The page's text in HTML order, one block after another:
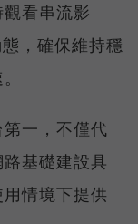
看串流影
，確保維持穩
一，不僅代
基礎建設具
情境下提供